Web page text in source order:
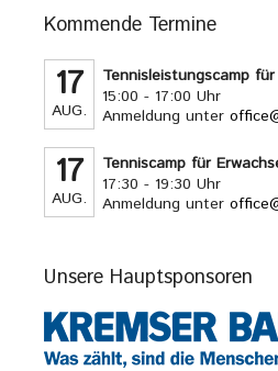
Kommende Termine
17
AUG.
Tennisleistungscamp
15:00 - 17:00 Uhr
Anmeldung unter
17
AUG.
Tenniscamp für
17:30 - 19:30 Uhr
Anmeldung unter
Unsere Hauptsponsoren